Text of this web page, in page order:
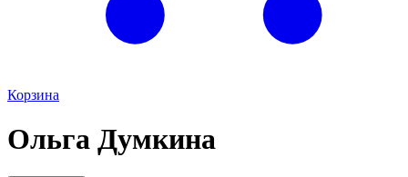
Корзина
Ольга Думкина